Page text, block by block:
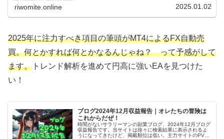
riwomite.online 2025.01.02
2025年に注力すべき項目の筆頭がMT4によるFX自動売
買。何とかすれば何とかなるんじゃね？ って予感がして
ます。 トレンド解析を進めて円高に強いEAを見つけた
い！
ブログ2024年12月収益報告｜オレたちの冒険は
これからだぜ！
時間がないサラリーマンの副業ブログ、2024年12月ブログ
収益報告です。当サイトは徐々に検索結果に表示されるよ
うになってきたけど、掲載順位は低い。主力サイトのPVは